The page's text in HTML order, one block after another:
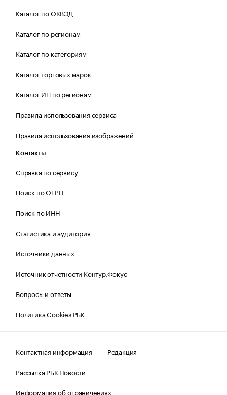
Каталог по ОКВЭД
Каталог по регионам
Каталог по категориям
Каталог торговых марок
Каталог ИП по регионам
Правила использования сервиса
Правила использования изображений
Контакты
Справка по сервису
Поиск по ОГРН
Поиск по ИНН
Статистика и аудитория
Источники данных
Источник отчетности Контур.Фокус
Вопросы и ответы
Политика Cookies РБК
Контактная информация
Редакция
Рассылка РБК Новости
Информация об ограничениях